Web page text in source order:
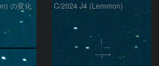
の変化 C/2024 J4 (Lemmon)